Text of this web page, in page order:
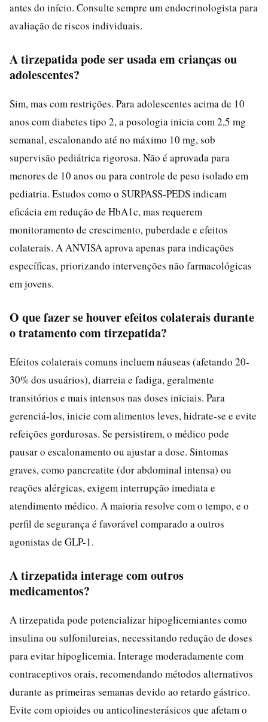
antes do início. Consulte sempre um endocrinologista para
avaliação de riscos individuais.
A tirzepatida pode ser usada em crianças ou
adolescentes?
Sim, mas com restrições. Para adolescentes acima de 10
anos com diabetes tipo 2, a posologia inicia com 2,5 mg
semanal, escalonando até no máximo 10 mg, sob
supervisão pediátrica rigorosa. Não é aprovada para
menores de 10 anos ou para controle de peso isolado em
pediatria. Estudos como o SURPASS-PEDS indicam
eficácia em redução de HbA1c, mas requerem
monitoramento de crescimento, puberdade e efeitos
colaterais. A ANVISA aprova apenas para indicações
específicas, priorizando intervenções não farmacológicas
em jovens.
O que fazer se houver efeitos colaterais durante
o tratamento com tirzepatida?
Efeitos colaterais comuns incluem náuseas (afetando 20-
30% dos usuários), diarreia e fadiga, geralmente
transitórios e mais intensos nas doses iniciais. Para
gerenciá-los, inicie com alimentos leves, hidrate-se e evite
refeições gordurosas. Se persistirem, o médico pode
pausar o escalonamento ou ajustar a dose. Sintomas
graves, como pancreatite (dor abdominal intensa) ou
reações alérgicas, exigem interrupção imediata e
atendimento médico. A maioria resolve com o tempo, e o
perfil de segurança é favorável comparado a outros
agonistas de GLP-1.
A tirzepatida interage com outros
medicamentos?
A tirzepatida pode potencializar hipoglicemiantes como
insulina ou sulfonilureias, necessitando redução de doses
para evitar hipoglicemia. Interage moderadamente com
contraceptivos orais, recomendando métodos alternativos
durante as primeiras semanas devido ao retardo gástrico.
Evite com opioides ou anticolinesterásicos que afetam o